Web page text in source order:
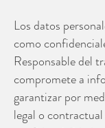
Los datos
como
Responsable del
compromete a
garantizar por
legal o